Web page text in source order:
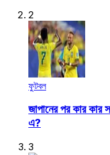
2
ফুটবল
জাপানের পর কার কার
এ?
3